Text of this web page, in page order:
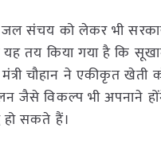
जल संचय को लेकर भी
तय किया गया है कि
मंत्री चौहान ने एकीकृत
जैसे विकल्प भी अपनाने
हो सकते हैं।